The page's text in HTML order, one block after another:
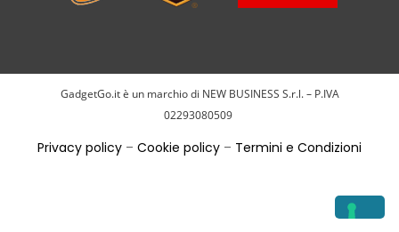
GadgetGo.it è un marchio di NEW BUSINESS S.r.l. – P.IVA
02293080509
Privacy policy – Cookie policy – Termini e Condizioni